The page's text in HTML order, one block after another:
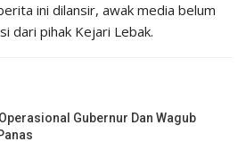
ini dilansir, awak media belum
dari pihak Kejari Lebak.
Gubernur Dan Wagub